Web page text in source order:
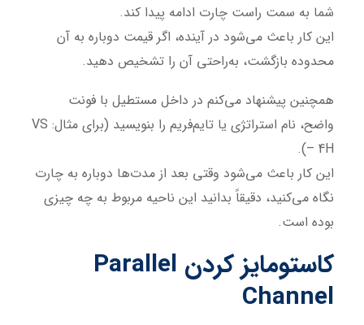
شما به سمت راست چارت ادامه پیدا کند.
این کار باعث می‌شود در آینده، اگر قیمت دوباره به آن
محدوده بازگشت، به‌راحتی آن را تشخیص دهید.
همچنین پیشنهاد می‌کنم در داخل مستطیل با فونت
واضح، نام استراتژی یا تایم‌فریم را بنویسید (برای مثال: VS
– 4H).
این کار باعث می‌شود وقتی بعد از مدت‌ها دوباره به چارت
نگاه می‌کنید، دقیقاً بدانید این ناحیه مربوط به چه چیزی
بوده است.
کاستومایز کردن Parallel
Channel